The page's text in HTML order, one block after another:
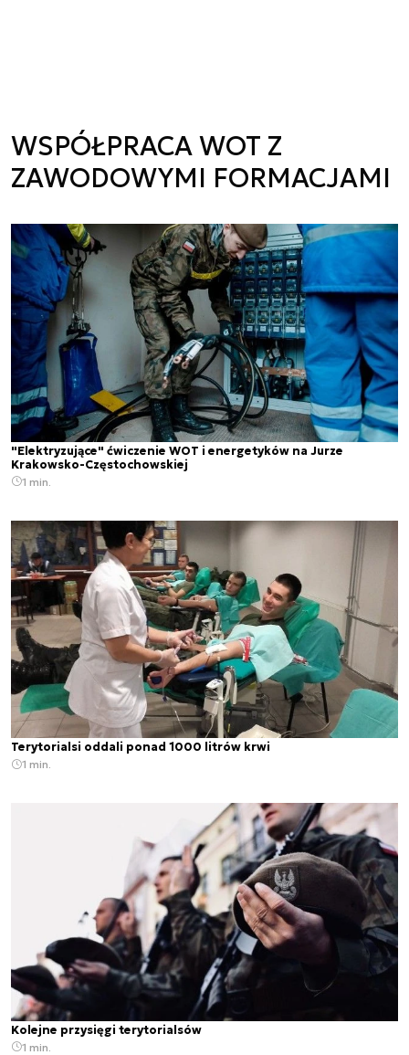
WSPÓŁPRACA WOT Z
ZAWODOWYMI FORMACJAMI
"Elektryzujące" ćwiczenie WOT i energetyków na Jurze
Krakowsko-Częstochowskiej
1 min.
Terytorialsi oddali ponad 1000 litrów krwi
1 min.
Kolejne przysięgi terytorialsów
1 min.